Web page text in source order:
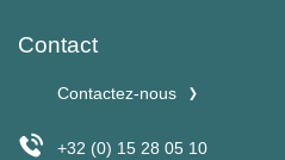
Contact
Contactez-nous
+32 (0) 15 28 05 10